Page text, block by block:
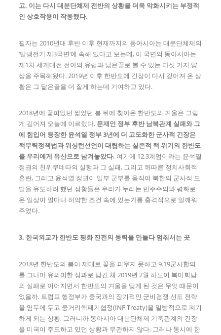
고, 이는 다시 대분단체제 전반의 상황을 더욱 악화시키는 부정적
인 상호작용이 작동했다.
필자는 2010년대 후반 이후 현재까지의 동아시아는 대분단체제의
‘탈냉전기 제3국면’에 속해 있다고 보는데, 이 국면의 동아시아는
제1차 세계대전 전야의 유럽과 닮은꼴로 볼 수 있는 다섯 가지 양
상을 주목해왔다. 2019년 이후 한반도에 긴장이 다시 깊어져 온 상
황은 그 닮은꼴을 더 짙게 하는데 기여하고 있다.
2018년에 꽃피었던 짧았던 봄 뒤에 찾아온 한반도의 겨울은 그렇
게 깊어져 오늘에 이르렀다. 문재인 정부 후반 남북관계 실패와 그
에 힘입어 등장한 윤석열 정부3년에 더 고도화한 군사적 긴장은
핵무력정책법과 워싱턴선언이 대립하는 실존적 핵 위기의 한반도
를 우리에게 유산으로 남겨놓았다. 여기에 12.3계엄이라는 윤석열
정권의 친위쿠데타의 실행과 그 실패, 그리고 뒤따른 정치사회적
혼란, 그리고 윤석열 정권이 일부 군부를 움직여 북한의 군사적 도
발을 유도하려 했던 정황들은 우리가 누리는 민주주의와 평화로
운 일상이 얼마나 허약한 조건 속에 있는가를 충격적으로 일깨워
주었다.
3. 한국외교가 한반도 평화 진전의 동력을 만들다 멈춰서는 곳
2018년 한반도의 봄이 제대로 꽃을 피우지 못하고 9.19군사합의
를 그나마 유의미한 성과로 남긴 채 2019년 2월 하노이 북미회담
의 실패로 이어지면서 한반도의 겨울을 맞게 된 것은 무엇 때문이
었을까. 트럼프 행정부가 중국과의 장기적인 군비경쟁 선도 전략
을 염두에 두고 중거리핵폐기협정(INF Treaty)을 일방적으로 폐기
하게 되는 상황, 그러니까 동아시아 대분단체제 기축관계의 긴장
을 미국이 주도하고 있던 상황과 무관하지 않다. 그러나 동시에 한